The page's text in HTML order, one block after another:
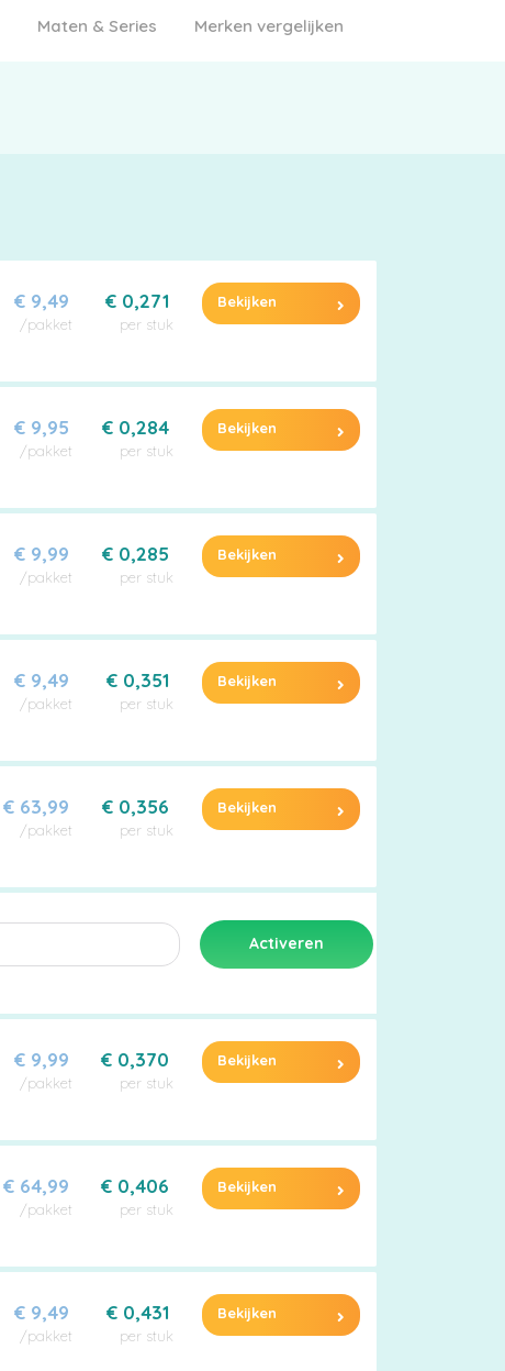
Maten & Series Merken vergelijken
€ 9,49
/pakket
€ 0,271
per stuk
Bekijken
€ 9,95
/pakket
€ 0,284
per stuk
Bekijken
€ 9,99
/pakket
€ 0,285
per stuk
Bekijken
€ 9,49
/pakket
€ 0,351
per stuk
Bekijken
€ 63,99
/pakket
€ 0,356
per stuk
Bekijken
€ 9,99
/pakket
€ 0,370
per stuk
Bekijken
€ 64,99
/pakket
€ 0,406
per stuk
Bekijken
€ 9,49
/pakket
€ 0,431
per stuk
Bekijken